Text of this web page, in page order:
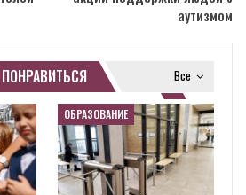
аутизмом
Все
ОБРАЗОВАНИЕ